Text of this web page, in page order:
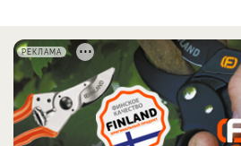
РЕКЛАМА